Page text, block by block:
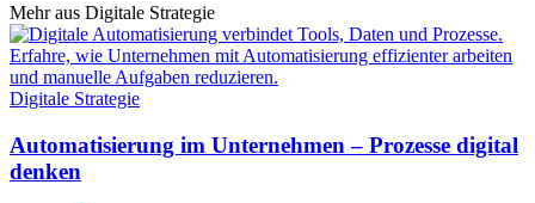
Mehr aus Digitale Strategie
Digitale Strategie
Automatisierung im Unternehmen – Prozesse digital
denken